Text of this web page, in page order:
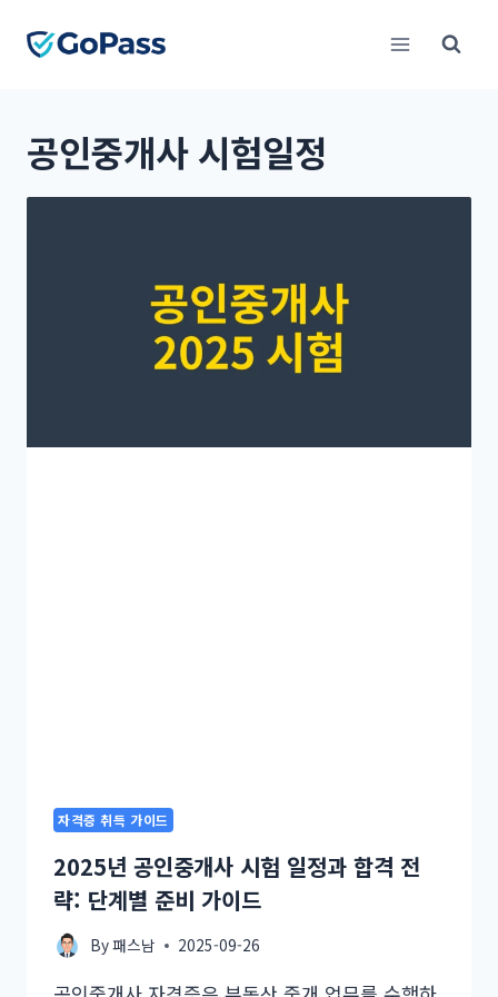
공인중개사 시험일정
자격증 취득 가이드
2025년 공인중개사 시험 일정과 합격 전
략: 단계별 준비 가이드
By패스남 2025-09-26